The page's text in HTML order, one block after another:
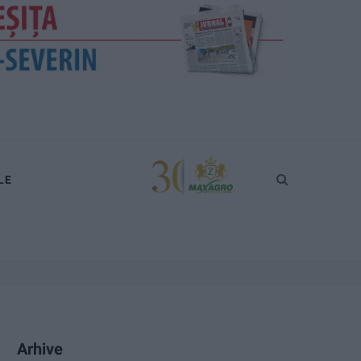
Arhive